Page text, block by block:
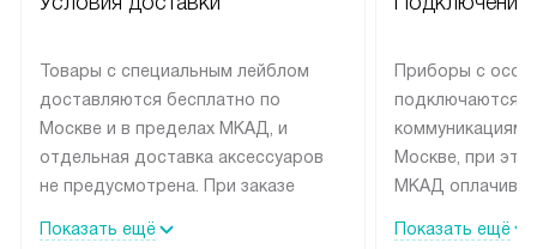
Товары с специальным лейблом
доставляются бесплатно по
Москве и в пределах МКАД, и
отдельная доставка аксессуаров
не предусмотрена. При заказе
рекомендуем обсудить с
Показать ещё
Приборы с
подключаются к
коммуникациям
Москве, при
МКАД
партнера
Показать ещё